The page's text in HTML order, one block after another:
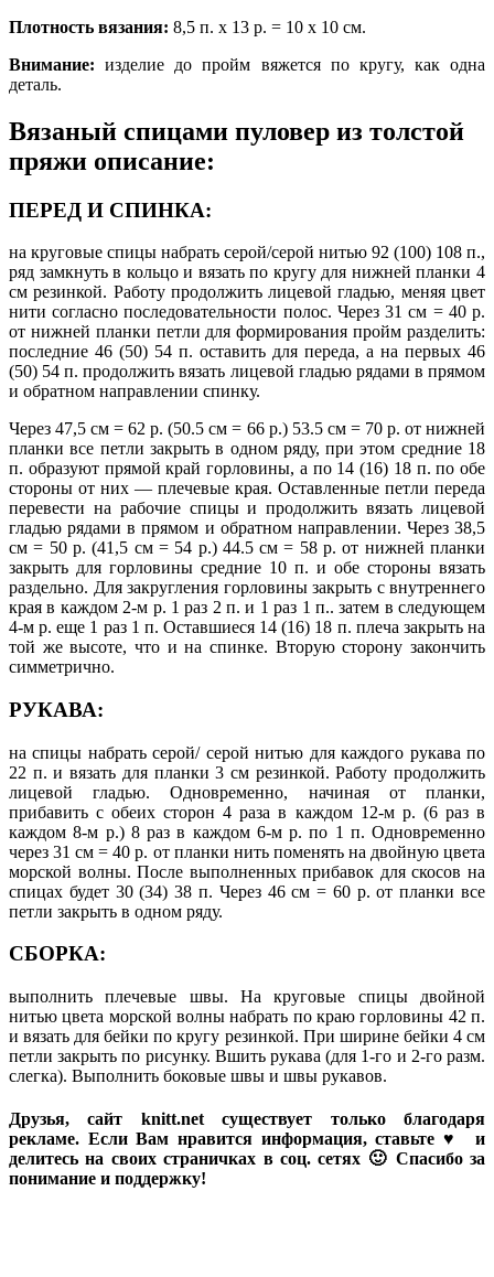
Плотность вязания: 8,5 п. х 13 р. = 10 х 10 см.
Внимание: изделие до пройм вяжется по кругу, как одна
деталь.
Вязаный спицами пуловер из толстой
пряжи описание:
ПЕРЕД И СПИНКА:
на круговые спицы набрать серой/серой нитью 92 (100) 108 п.,
ряд замкнуть в кольцо и вязать по кругу для нижней планки 4
см резинкой. Работу продолжить лицевой гладью, меняя цвет
нити согласно последовательности полос. Через 31 см = 40 р.
от нижней планки петли для формирования пройм разделить:
последние 46 (50) 54 п. оставить для переда, а на первых 46
(50) 54 п. продолжить вязать лицевой гладью рядами в прямом
и обратном направлении спинку.
Через 47,5 см = 62 р. (50.5 см = 66 р.) 53.5 см = 70 р. от нижней
планки все петли закрыть в одном ряду, при этом средние 18
п. образуют прямой край горловины, а по 14 (16) 18 п. по обе
стороны от них — плечевые края. Оставленные петли переда
перевести на рабочие спицы и продолжить вязать лицевой
гладью рядами в прямом и обратном направлении. Через 38,5
см = 50 р. (41,5 см = 54 р.) 44.5 см = 58 р. от нижней планки
закрыть для горловины средние 10 п. и обе стороны вязать
раздельно. Для закругления горловины закрыть с внутреннего
края в каждом 2-м р. 1 раз 2 п. и 1 раз 1 п.. затем в следующем
4-м р. еще 1 раз 1 п. Оставшиеся 14 (16) 18 п. плеча закрыть на
той же высоте, что и на спинке. Вторую сторону закончить
симметрично.
РУКАВА:
на спицы набрать серой/ серой нитью для каждого рукава по
22 п. и вязать для планки 3 см резинкой. Работу продолжить
лицевой гладью. Одновременно, начиная от планки,
прибавить с обеих сторон 4 раза в каждом 12-м р. (6 раз в
каждом 8-м р.) 8 раз в каждом 6-м р. по 1 п. Одновременно
через 31 см = 40 р. от планки нить поменять на двойную цвета
морской волны. После выполненных прибавок для скосов на
спицах будет 30 (34) 38 п. Через 46 см = 60 р. от планки все
петли закрыть в одном ряду.
СБОРКА:
выполнить плечевые швы. На круговые спицы двойной
нитью цвета морской волны набрать по краю горловины 42 п.
и вязать для бейки по кругу резинкой. При ширине бейки 4 см
петли закрыть по рисунку. Вшить рукава (для 1-го и 2-го разм.
слегка). Выполнить боковые швы и швы рукавов.
Друзья, сайт knitt.net существует только благодаря
рекламе. Если Вам нравится информация, ставьте ♥ и
делитесь на своих страничках в соц. сетях 🙂 Спасибо за
понимание и поддержку!